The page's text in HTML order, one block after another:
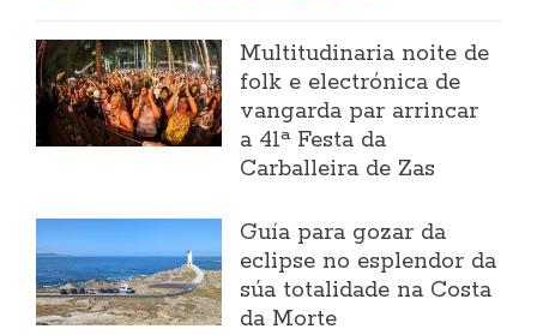
Multitudinaria noite de
folk e electrónica de
vangarda par arrincar
a 41ª Festa da
Carballeira de Zas
Guía para gozar da
eclipse no esplendor da
súa totalidade na Costa
da Morte